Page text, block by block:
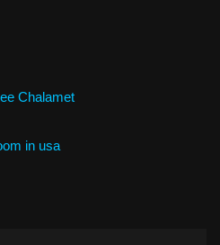
Chalamet
in usa